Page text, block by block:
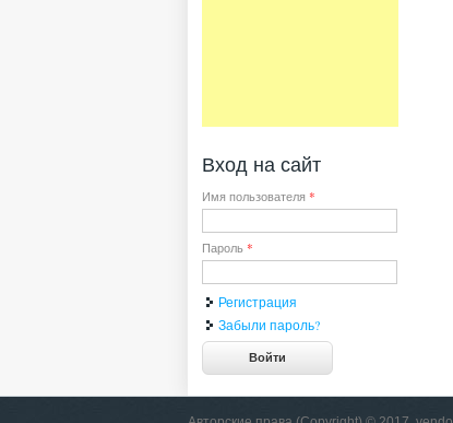
Вход на сайт
Имя пользователя *
Пароль *
Регистрация
Забыли пароль?